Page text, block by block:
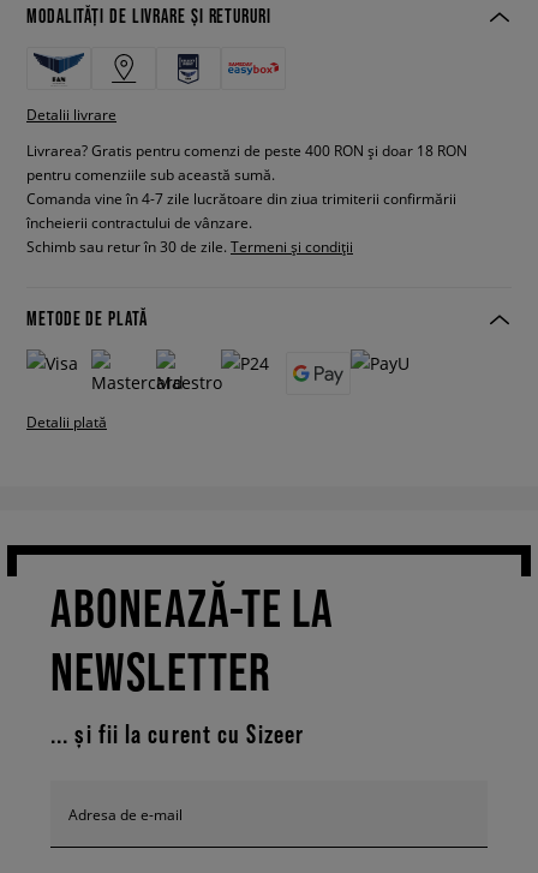
MODALITĂȚI DE LIVRARE ȘI RETURURI
Detalii livrare
Livrarea? Gratis pentru comenzi de peste 400 RON și doar 18 RON
pentru comenziile sub această sumă.
Comanda vine în 4-7 zile lucrătoare din ziua trimiterii confirmării
încheierii contractului de vânzare.
Schimb sau retur în 30 de zile. Termeni și condiții
METODE DE PLATĂ
Detalii plată
ABONEAZĂ-TE LA
NEWSLETTER
... și fii la curent cu Sizeer
Adresa de e-mail